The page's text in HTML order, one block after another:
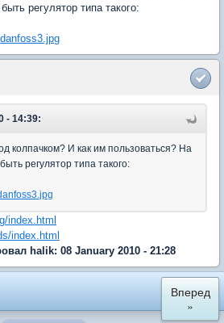
регулятор типа такого:
- 14:39:
колпачком? И как им пользоваться? На
регулятор типа такого:
index.html
index.html
halik: 08 January 2010 - 21:28
Вперед
»